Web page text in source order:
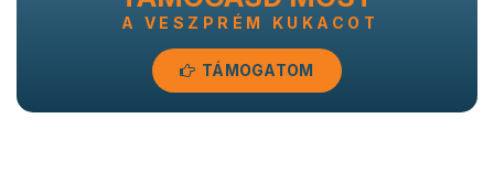
A VESZPRÉM KUKACOT
TÁMOGATOM